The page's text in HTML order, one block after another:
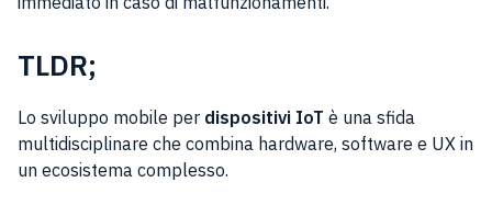
TLDR;
Lo sviluppo mobile per dispositivi IoT è una sfida
multidisciplinare che combina hardware, software e UX in
un ecosistema complesso.